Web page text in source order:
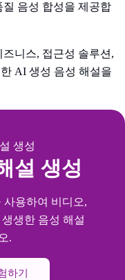
음성 합성을 제공합
즈니스, 접근성 솔루션,
AI 생성 음성 해설을
설 생성
사용하여 비디오,
생한 음성 해설
.
하기